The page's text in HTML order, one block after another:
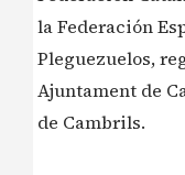
la Federación
Pleguezuelos,
Ajuntament de
de Cambrils.